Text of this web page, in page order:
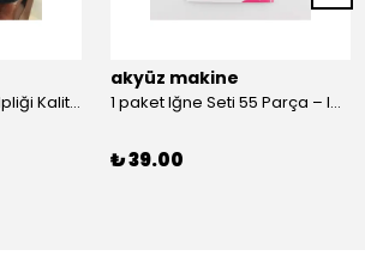
%100 Polyester Dikiş Ipliği Kaliteli 2 Adet Farklı Makara Ip Dikiş İpi Siyah&Beyaz 2'Li Set
akyüz makine
1 paket Iğne Seti 55 Parça – Iğne
₺ 39.00